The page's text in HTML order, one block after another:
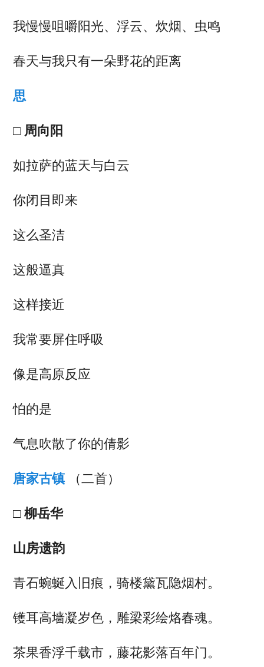
我慢慢咀嚼阳光、浮云、炊烟、虫鸣
春天与我只有一朵野花的距离
思
□ 周向阳
如拉萨的蓝天与白云
你闭目即来
这么圣洁
这般逼真
这样接近
我常要屏住呼吸
像是高原反应
怕的是
气息吹散了你的倩影
唐家古镇（二首）
□ 柳岳华
山房遗韵
青石蜿蜒入旧痕，骑楼黛瓦隐烟村。
镬耳高墙凝岁色，雕梁彩绘烙春魂。
茶果香浮千载市，藤花影落百年门。